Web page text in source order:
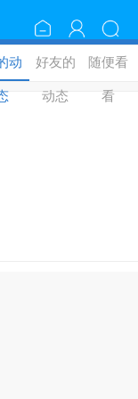
动 好友的
动态
随便看
看